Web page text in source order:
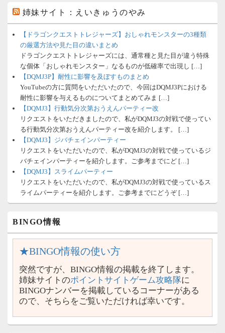
姉妹サイト：えいきゅうのやみ
【ドラゴンクエストトレジャーズ】おしゃれモンスターの3種類
の厳選方法や見た目の違いまとめ
ドラゴンクエストトレジャーズには、通常種と見た目が違う特殊
な個体「おしゃれモンスター」なるものが低確率で出現し […]
【DQMJ3P】耐性に影響を及ぼすものまとめ
YouTubeの方に質問をいただいたので、今回はDQMJ3Pにおける
耐性に影響を与えるものについてまとめてみま […]
【DQMJ3】行動気分次第おうえんパーティー改
リクエストをいただきましたので、私がDQMJ3の対戦で使ってい
る行動気分次第おうえんパーティー改を紹介します。 […]
【DQMJ3】ジバチェインパーティー
リクエストをいただいたので、私がDQMJ3の対戦で使っているジ
バチェインパーティーを紹介します。ご参考までにど […]
【DQMJ3】スライムパーティー
リクエストをいただいたので、私がDQMJ3の対戦で使っているス
ライムパーティーを紹介します。ご参考までにどうぞ […]
BINGO情報
★BINGO情報の使い方
突然ですが、BINGO情報の掲載を終了します。
姉妹サイトのポイントサイトゲーム攻略隊に
BINGOナンバーを掲載しているコーナーがある
ので、そちらをご覧いただければ幸いです。